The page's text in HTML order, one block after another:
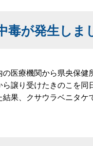
が発生しま
医療機関から県央保
譲り受けたきのこを
果、クサウラベニタ